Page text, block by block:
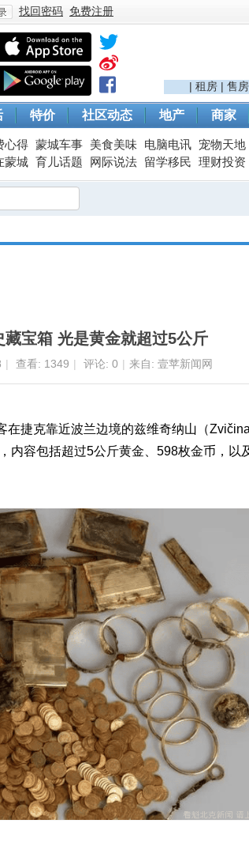
登
找回密码 免费注册
| 租房 | 售房
特价 社区动态 地产 商家
心得 蒙城车事 美食美味 电脑电讯 宠物天地
蒙城 育儿话题 网际说法 留学移民 理财投资
宝箱 光是黄金就超过5公斤
| 查看: 1349 | 评论: 0 | 来自: 壹苹新闻网
在捷克靠近波兰边境的兹维奇纳山（
内容包括超过5公斤黄金、598枚金币，以